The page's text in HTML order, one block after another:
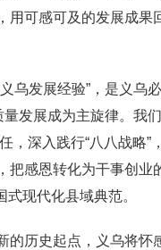
用可感可及的发展成果
发展经验”，是义乌
发展成为主旋律。我
，深入践行“八八战略”
感恩转化为干事创业
式现代化县域典范。
历史起点，义乌将怀